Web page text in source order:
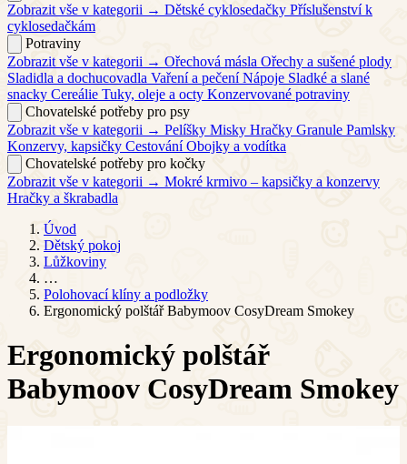
Zobrazit vše v kategorii → Dětské cyklosedačky Příslušenství k
cyklosedačkám
Potraviny
Zobrazit vše v kategorii → Ořechová másla Ořechy a sušené plody
Sladidla a dochucovadla Vaření a pečení Nápoje Sladké a slané
snacky Cereálie Tuky, oleje a octy Konzervované potraviny
Chovatelské potřeby pro psy
Zobrazit vše v kategorii → Pelíšky Misky Hračky Granule Pamlsky
Konzervy, kapsičky Cestování Obojky a vodítka
Chovatelské potřeby pro kočky
Zobrazit vše v kategorii → Mokré krmivo – kapsičky a konzervy
Hračky a škrabadla
Úvod
Dětský pokoj
Lůžkoviny
…
Polohovací klíny a podložky
Ergonomický polštář Babymoov CosyDream Smokey
Ergonomický polštář
Babymoov CosyDream Smokey